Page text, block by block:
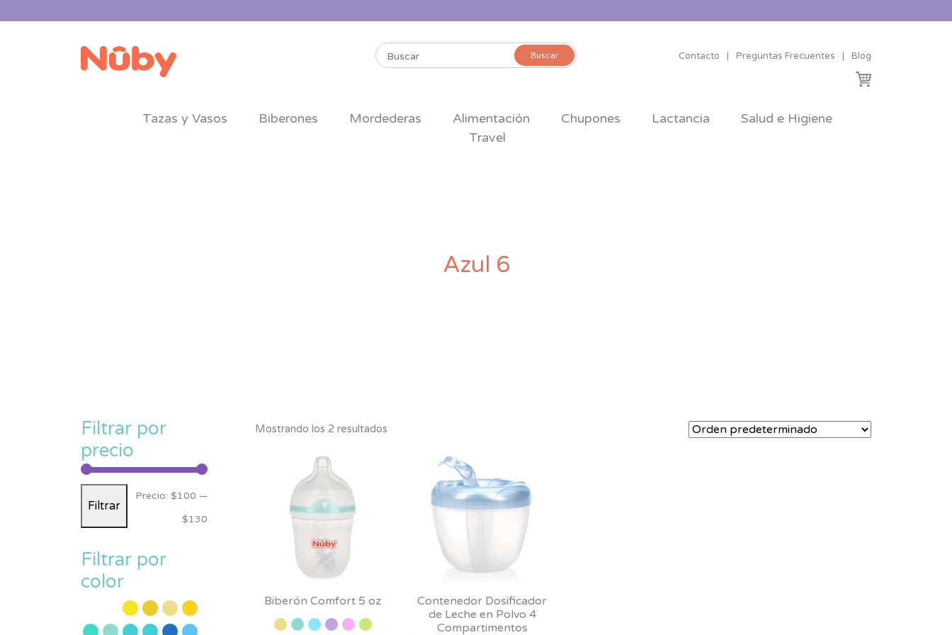
Buscar
Buscar Contacto Preguntas Frecuentes Blog
Tazas y Vasos Biberones Mordederas Alimentación Chupones Lactancia
Salud e Higiene
Travel
Azul 6
Mostrando los 2 resultados
Biberón Comfort 5 oz
Contenedor Dosificador
de Leche en Polvo 4
Compartimentos
Filtrar por
precio
Precio
mínimo
Precio
máximo
Filtrar
Precio: $100 —
$130
Filtrar por
color